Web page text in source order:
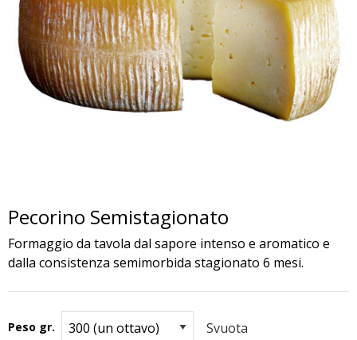
Pecorino Semistagionato
Formaggio da tavola dal sapore intenso e aromatico e
dalla consistenza semimorbida stagionato 6 mesi.
Peso gr. Svuota